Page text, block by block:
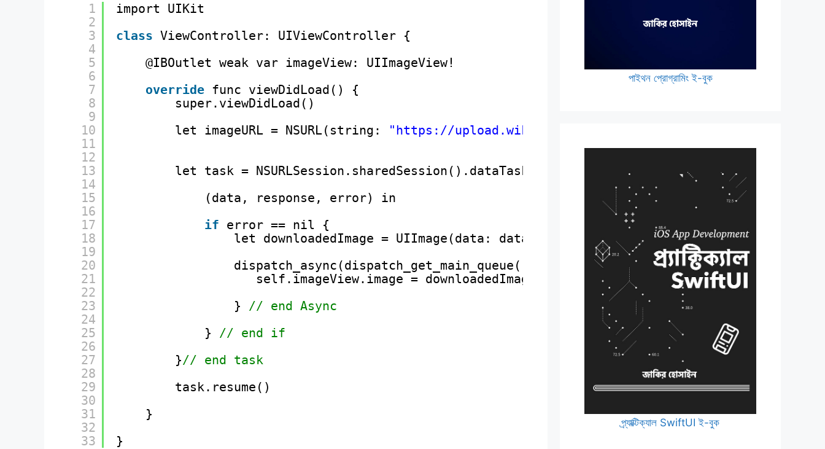
1
2
3
4
5
6
7
8
9
10
11
12
13
14
15
16
17
18
19
20
21
22
23
24
25
26
27
28
29
30
31
32
33
import UIKit
class ViewController: UIViewController {
@IBOutlet weak var imageView: UIImageView!
override func viewDidLoad() {
super.viewDidLoad()
let imageURL = NSURL(string:
"https://upload.wikimedia.org/wikipedia/commons/thumb/3/
let task = NSURLSession.sharedSession().dataTaskWithURL(imageURL)  {
(data, response, error) in
if error == nil {
let downloadedImage = UIImage(data: data!)
dispatch_async(dispatch_get_main_queue()) {
self.imageView.image = downloadedImage
} // end Async
} // end if
}// end task
task.resume()
}
}
পাইথন প্রোগ্রামিং ই-বুক
প্র্যাক্টিক্যাল SwiftUI ই-বুক